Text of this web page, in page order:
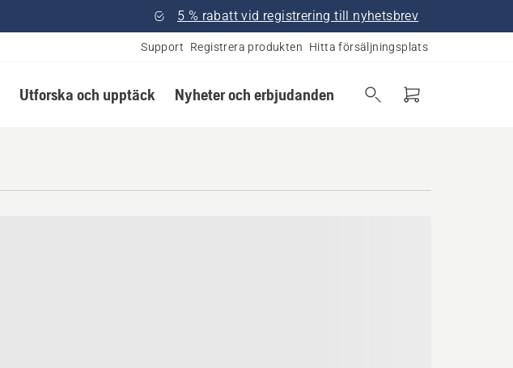
5 % rabatt vid registrering till nyhetsbrev
Support Registrera produkten Hitta försäljningsplats
Utforska och upptäck Nyheter och erbjudanden